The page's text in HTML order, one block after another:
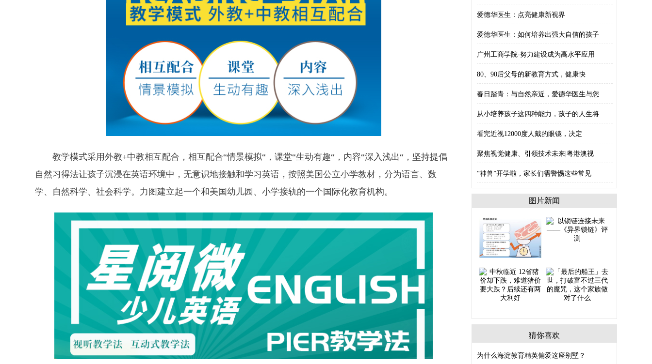
教学模式采用外教+中教相互配合，相互配合“情景模拟“，课堂“生动有趣“，内容“深入浅出“，坚持提倡
自然习得法让孩子沉浸在英语环境中，无意识地接触和学习英语，按照美国公立小学教材，分为语言、数
学、自然科学、社会科学。力图建立起一个和美国幼儿园、小学接轨的一个国际化教育机构。
爱德华医生：点亮健康新视界
爱德华医生：如何培养出强大自信的孩子
广州工商学院-努力建设成为高水平应用
80、90后父母的新教育方式，健康快
春日踏青：与自然亲近，爱德华医生与您
从小培养孩子这四种能力，孩子的人生将
看完近视12000度人戴的眼镜，决定
聚焦视觉健康、引领技术未来|粤港澳视
“神兽”开学啦，家长们需警惕这些常见
图片新闻
猜你喜欢
为什么海淀教育精英偏爱这座别墅？